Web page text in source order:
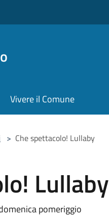
Vivere il Comune
> Che spettacolo! Lullaby
Lullaby
pomeriggio